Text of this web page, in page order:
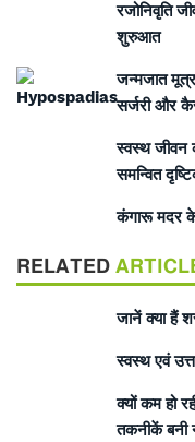
रजोनिवृति
शुरुआत
जन्मजात
सर्जरी और
स्वस्थ जीवन
समन्वित
कंगारू मदर
RELATED
जानें क्या हैं
स्वस्थ एवं
क्यों कम हो
तकनीकें बनी